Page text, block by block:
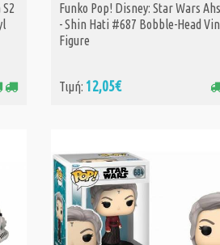
ΑΓΟΡΑ
Funko Pop! Disney: Star Wars
- Shin Hati #687 Bobble-Head
Figure
Τιμή: 12,05€